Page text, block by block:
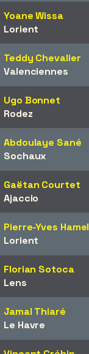
Yoane Wissa
Lorient
Teddy Chevalier
Valenciennes
Ugo Bonnet
Rodez
Abdoulaye Sané
Sochaux
Gaëtan Courtet
Ajaccio
Pierre-Yves Hamel
Lorient
Florian Sotoca
Lens
Jamal Thiaré
Le Havre